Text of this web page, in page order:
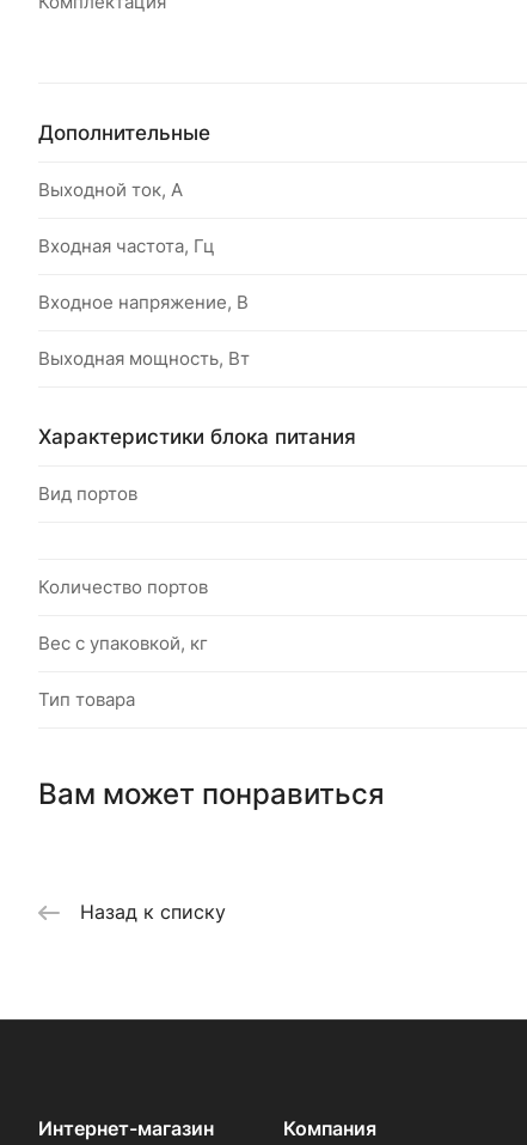
Дополнительные
Выходной ток, A
Входная частота, Гц
Входное напряжение, В
Выходная мощность, Вт
Характеристики блока питания
Вид портов
Количество портов
Вес с упаковкой, кг
Тип товара
Вам может понравиться
Назад к списку
Интернет-магазин Компания